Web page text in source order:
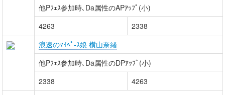
他Pﾌｪｽ参加時､Da属性のAPｱｯﾌﾟ(小)
4263
2338
浪速のﾏｲﾍﾟ-ｽ娘 横山奈緒
他Pﾌｪｽ参加時､Da属性のDPｱｯﾌﾟ(小)
2338
4263